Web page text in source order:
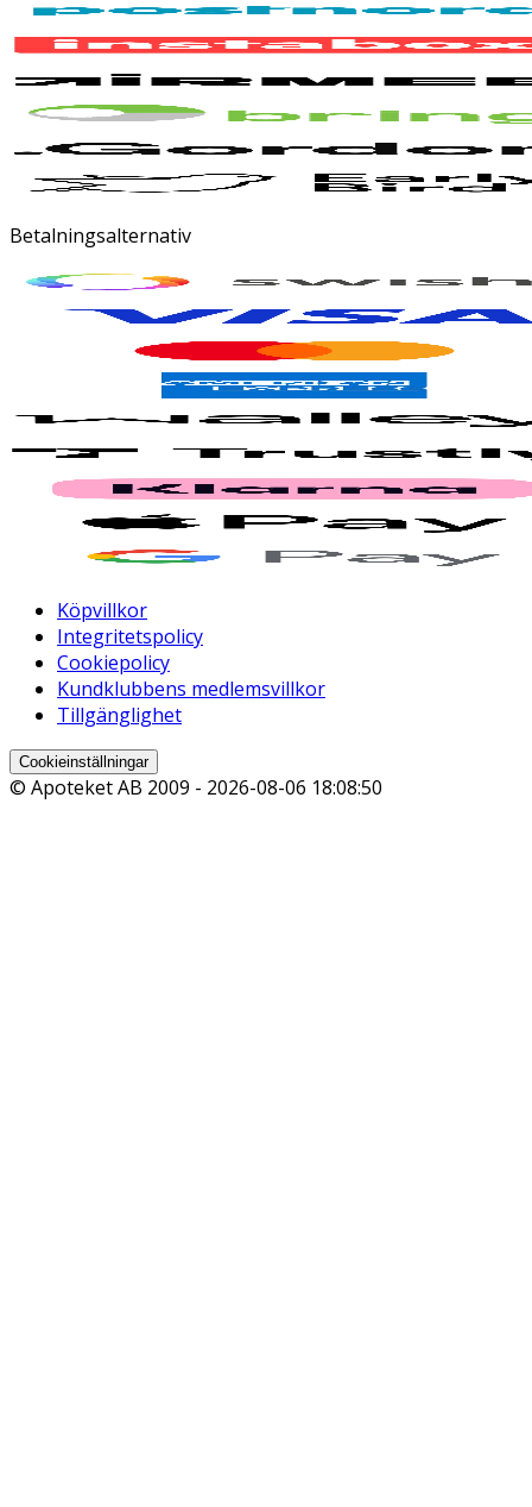
Betalningsalternativ
Köpvillkor
Integritetspolicy
Cookiepolicy
Kundklubbens medlemsvillkor
Tillgänglighet
Cookieinställningar
© Apoteket AB 2009 - 2026-08-06 18:08:50